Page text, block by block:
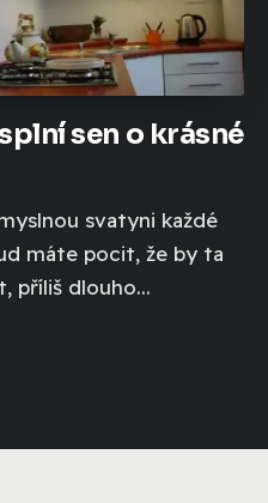
sen o krásné
svatyni každé
máte pocit, že by ta
příliš dlouho...